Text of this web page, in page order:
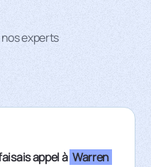
experts
appel à Warren